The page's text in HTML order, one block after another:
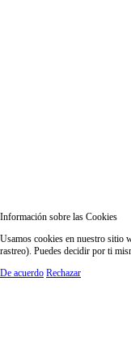
Información sobre las Cookies
Usamos cookies en nuestro sitio
rastreo). Puedes decidir por ti
De acuerdo Rechazar